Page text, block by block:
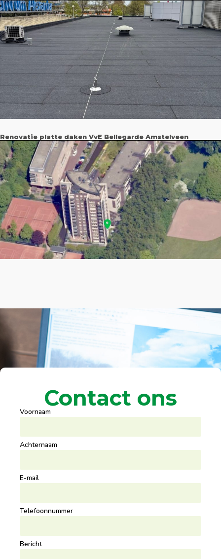
Renovatie platte daken VvE Bellegarde Amstelveen
Contact ons
Voornaam
Achternaam
E-mail
Telefoonnummer
Bericht